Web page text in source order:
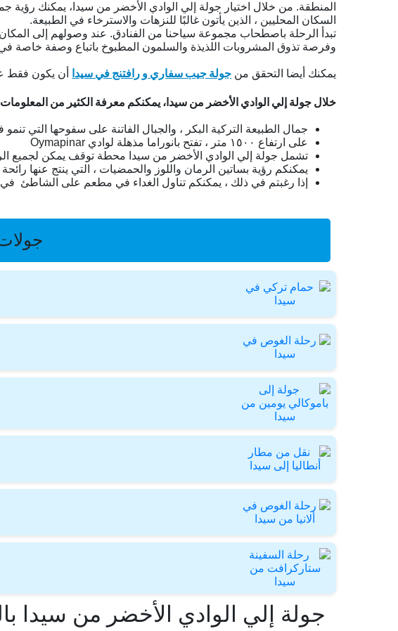
المنطقة. من خلال اختيار جولة إلي الوادي الأخضر من سيدا، يمكنك
السكان المحليين ، الذين يأتون غالبًا للنزهات والاسترخاء في الطبيعة.
تبدأ الرحلة باصطحاب مجموعة سياحنا من الفنادق. عند وصولهم إلى
وفرصة تذوق المشروبات اللذيذة والسلمون المطبوخ باتباع وصفة خاصة
يمكنك أيضا التحقق من جولة جيب سفاري و رافتنج في سيدا أن يكون فقط
خلال جولة إلي الوادي الأخضر من سيدا، يمكنكم معرفة الكثير من المعلومات
جمال الطبيعة التركية البكر ، والجبال الفاتنة على سفوحها التي تنمو
على ارتفاع ۱٥۰۰ متر ، تفتح بانوراما مذهلة لوادي Oymapinar
تشمل جولة إلي الوادي الأخضر من سيدا محطة توقف يمكن لجميع
یمكنكم رؤية بساتين الرمان واللوز والحمضيات ، التي ينتج عنها
إذا رغبتم في ذلك ، يمكنكم تناول الغداء في مطعم على الشاطئ
جولة إلي الوادي الأخضر من سيدا